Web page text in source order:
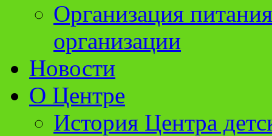
Организация
организации
Новости
О Центре
История Центра